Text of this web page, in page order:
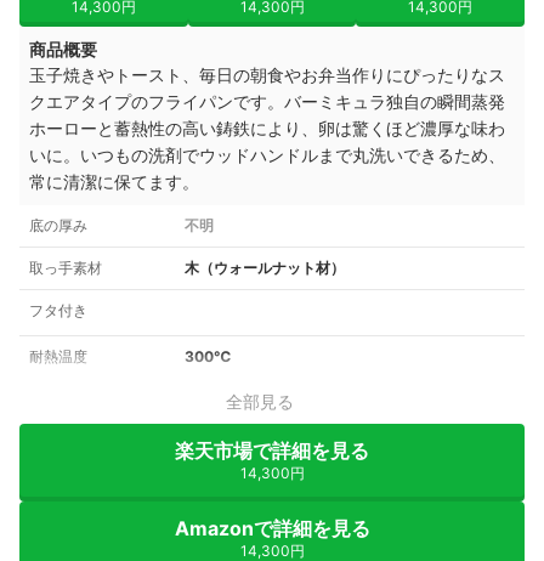
14,300円 14,300円 14,300円
商品概要
玉子焼きやトースト、毎日の朝食やお弁当作りにぴったりなス
クエアタイプのフライパンです。バーミキュラ独自の瞬間蒸発
ホーローと蓄熱性の高い鋳鉄により、卵は驚くほど濃厚な味わ
いに。いつもの洗剤でウッドハンドルまで丸洗いできるため、
常に清潔に保てます。
底の厚み 不明
取っ手素材 木（ウォールナット材）
フタ付き
耐熱温度 300℃
全部見る
楽天市場で詳細を見る
14,300円
Amazonで詳細を見る
14,300円